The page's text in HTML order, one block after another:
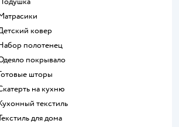
Матрасики
Детский ковер
Набор полотенец
Одеяло покрывало
Готовые шторы
Скатерть на кухню
Кухонный текстиль
Текстиль для дома